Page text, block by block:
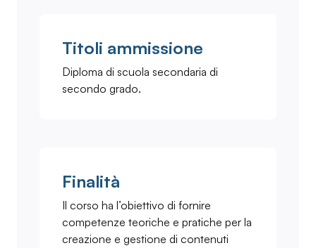
Titoli ammissione
Diploma di scuola secondaria di
secondo grado.
Finalità
Il corso ha l’obiettivo di fornire
competenze teoriche e pratiche per la
creazione e gestione di contenuti